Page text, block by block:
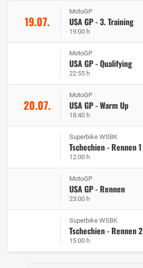
19.07.
MotoGP
USA GP - 3. Training
19:00 h
MotoGP
USA GP - Qualifying
22:55 h
20.07.
MotoGP
USA GP - Warm Up
18:40 h
Superbike WSBK
Tschechien - Rennen 1
12:00 h
MotoGP
USA GP - Rennen
23:00 h
Superbike WSBK
Tschechien - Rennen 2
15:00 h